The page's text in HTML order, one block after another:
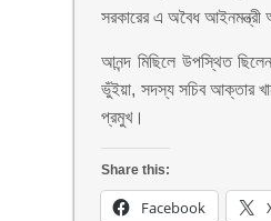
সরকারের এ অবৈধ আইনমন্ত্রী
আনন্দ মিছিলে উপস্থিত
ভুঁইয়া, সদস্য সচিব আক্তার
প্রমুখ।
Share this:
Facebook